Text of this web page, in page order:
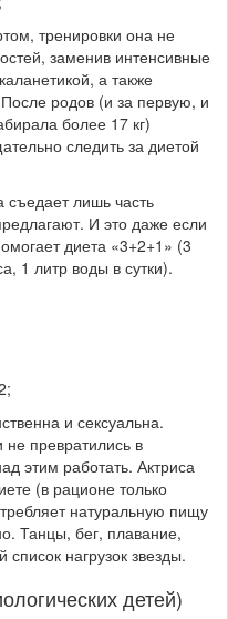
тренировки она не
заменив интенсивные
а также
родов (и за первую, и
более 17 кг)
следить за диетой
съедает лишь часть
И это даже если
диета «3+2+1» (3
1 литр воды в сутки).
и сексуальна.
превратились в
этим работать. Актриса
(в рационе только
натуральную пищу
Танцы, бег, плавание,
нагрузок звезды.
детей)